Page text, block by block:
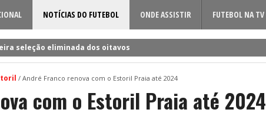
NOTÍCIAS DO FUTEBOL ONDE ASSISTIR FUTEBOL NA TV
seleção eliminada dos oitavos
Rúben Amorim para a nova época!
dificil o cerco à volta do sueco
entre Famalicão e Sporting?
/ André Franco renova com o Estoril Praia até 2024
com o Estoril Praia até 2024